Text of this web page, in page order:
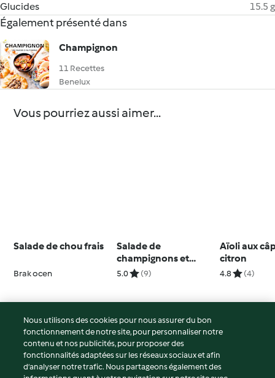
Glucides
15.5 g
Également présenté dans
Champignon
11 Recettes
Benelux
Vous pourriez aussi aimer...
Salade de chou frais
Brak ocen
Salade de
champignons et
houmous avec
5.0 (9)
Aïoli aux
citron
4.8 (4)
© Copyright 2026
Conditions d'utilisation
Politique de confidentialité
Nous utilisons des cookies pour nous assurer du bon
fonctionnement de notre site, pour personnaliser notre
contenu et nos publicités, pour proposer des
fonctionnalités adaptées sur les réseaux sociaux et afin
d’analyser notre trafic. Nous partageons également des